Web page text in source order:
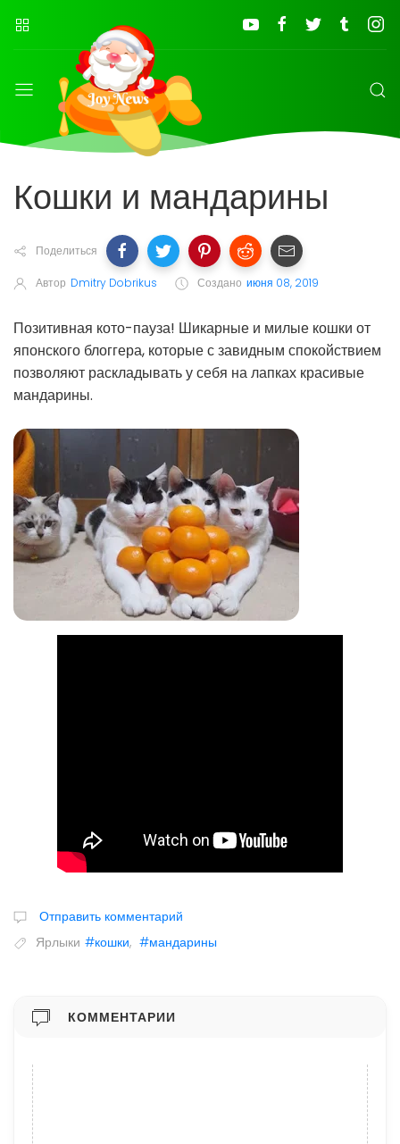
Кошки и мандарины
Поделиться
Автор Dmitry Dobrikus Создано июня 08, 2019
Позитивная кото-пауза! Шикарные и милые кошки от
японского блоггера, которые с завидным спокойствием
позволяют раскладывать у себя на лапках красивые
мандарины.
Отправить комментарий
Ярлыки #кошки, #мандарины
КОММЕНТАРИИ